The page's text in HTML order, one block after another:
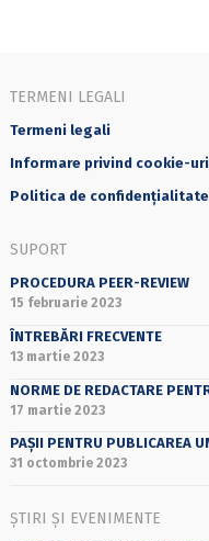
TERMENI LEGALI
Termeni legali
Informare privind cookie-
Politica de confidențialitate
SUPORT
PROCEDURA PEER-REVIEW
15 februarie 2023
ÎNTREBĂRI FRECVENTE
13 martie 2023
NORME DE REDACTARE
17 martie 2023
PAȘII PENTRU PUBLICAREA
31 octombrie 2023
ȘTIRI ȘI EVENIMENTE